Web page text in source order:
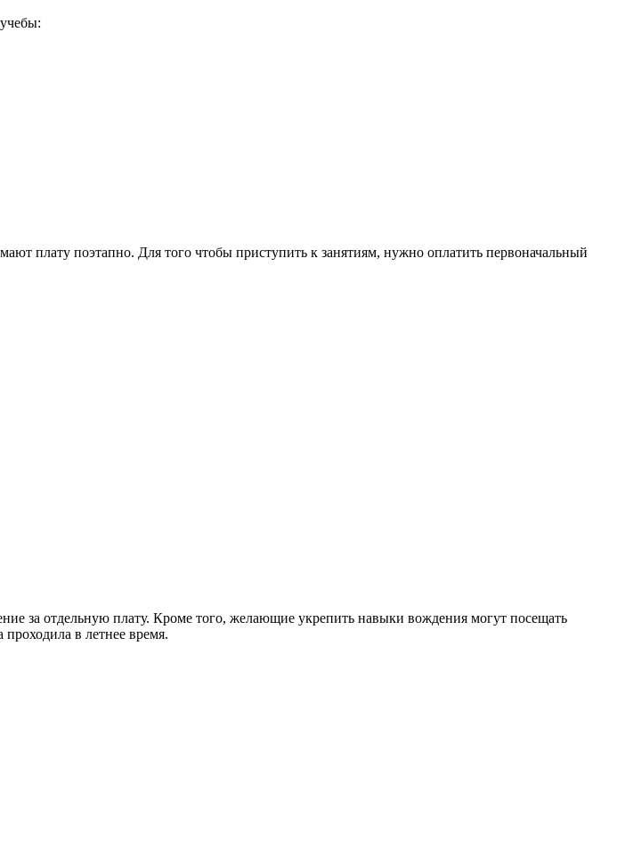
плату поэтапно. Для того чтобы приступить к занятиям, нужно оплатить первоначальный
за отдельную плату. Кроме того, желающие укрепить навыки вождения могут посещать
в летнее время.